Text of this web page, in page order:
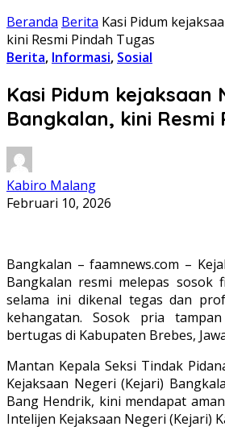
Beranda Berita Kasi Pidum
kini Resmi Pindah Tugas
Berita, Informasi, Sosial
Kasi Pidum kejaksaan
Bangkalan, kini Resmi
Kabiro Malang
Februari 10, 2026
Bangkalan – faamnews.com –
Bangkalan resmi melepas sosok
selama ini dikenal tegas dan
kehangatan. Sosok pria
bertugas di Kabupaten Brebes,
Mantan Kepala Seksi Tindak
Kejaksaan Negeri (Kejari)
Bang Hendrik, kini mendapat
Intelijen Kejaksaan Negeri (Kejari)